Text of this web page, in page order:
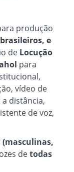
produção
e
de Locução
para
vídeo de
distância,
de voz,
(masculinas,
detodas